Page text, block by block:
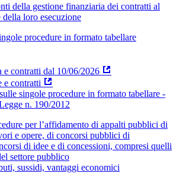
della gestione finanziaria dei contratti al
della loro esecuzione
procedure in formato tabellare
e contratti dal 10/06/2026
e contratti
singole procedure in formato tabellare -
n. 190/2012
per l’affidamento di appalti pubblici di
e opere, di concorsi pubblici di
di idee e di concessioni, compresi quelli
settore pubblico
sussidi, vantaggi economici